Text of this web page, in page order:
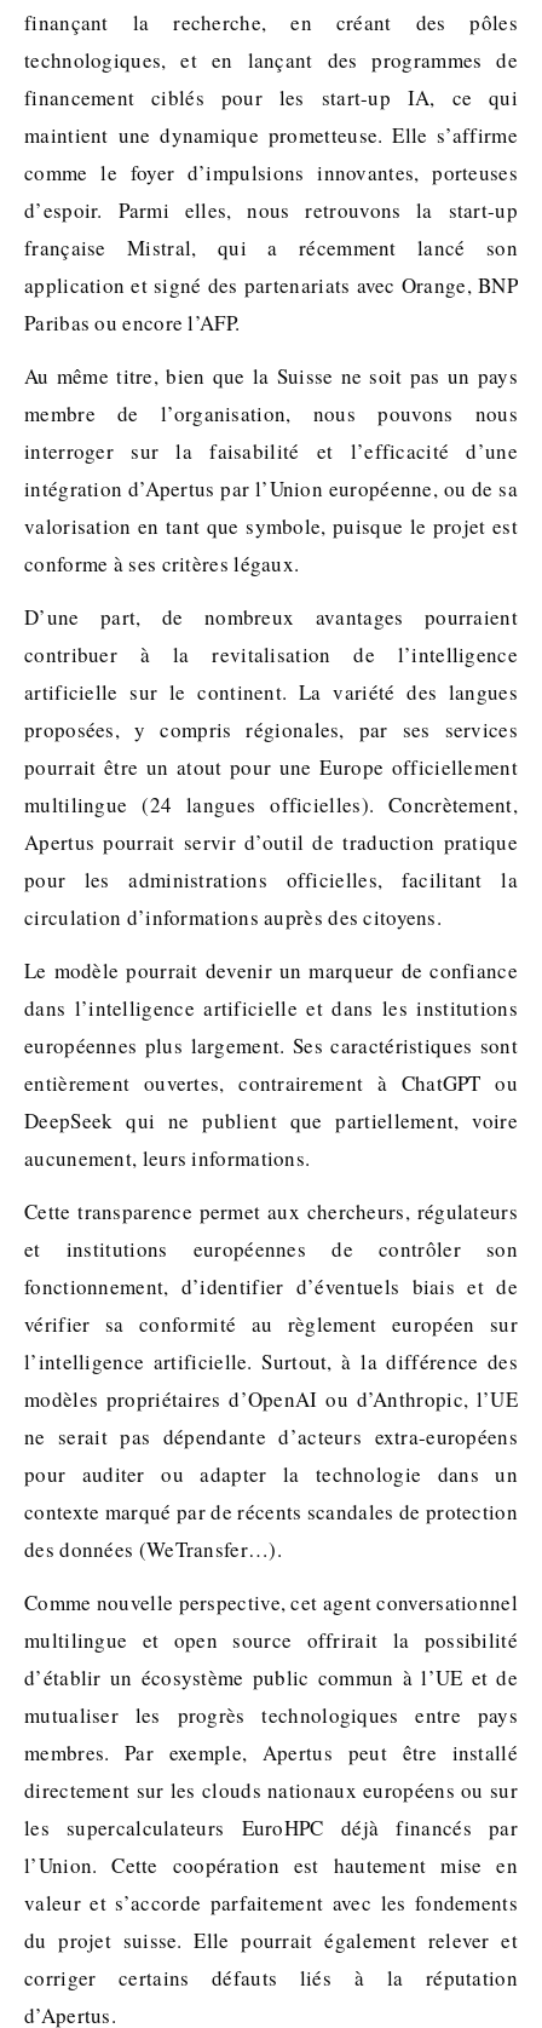
finançant la recherche, en créant des pôles
technologiques, et en lançant des programmes de
financement ciblés pour les start-up IA, ce qui
maintient une dynamique prometteuse. Elle s’affirme
comme le foyer d’impulsions innovantes, porteuses
d’espoir. Parmi elles, nous retrouvons la start-up
française Mistral, qui a récemment lancé son
application et signé des partenariats avec Orange, BNP
Paribas ou encore l’AFP.
Au même titre, bien que la Suisse ne soit pas un pays
membre de l’organisation, nous pouvons nous
interroger sur la faisabilité et l’efficacité d’une
intégration d’Apertus par l’Union européenne, ou de sa
valorisation en tant que symbole, puisque le projet est
conforme à ses critères légaux.
D’une part, de nombreux avantages pourraient
contribuer à la revitalisation de l’intelligence
artificielle sur le continent. La variété des langues
proposées, y compris régionales, par ses services
pourrait être un atout pour une Europe officiellement
multilingue (24 langues officielles). Concrètement,
Apertus pourrait servir d’outil de traduction pratique
pour les administrations officielles, facilitant la
circulation d’informations auprès des citoyens.
Le modèle pourrait devenir un marqueur de confiance
dans l’intelligence artificielle et dans les institutions
européennes plus largement. Ses caractéristiques sont
entièrement ouvertes, contrairement à ChatGPT ou
DeepSeek qui ne publient que partiellement, voire
aucunement, leurs informations.
Cette transparence permet aux chercheurs, régulateurs
et institutions européennes de contrôler son
fonctionnement, d’identifier d’éventuels biais et de
vérifier sa conformité au règlement européen sur
l’intelligence artificielle. Surtout, à la différence des
modèles propriétaires d’OpenAI ou d’Anthropic, l’UE
ne serait pas dépendante d’acteurs extra-européens
pour auditer ou adapter la technologie dans un
contexte marqué par de récents scandales de protection
des données (WeTransfer…).
Comme nouvelle perspective, cet agent conversationnel
multilingue et open source offrirait la possibilité
d’établir un écosystème public commun à l’UE et de
mutualiser les progrès technologiques entre pays
membres. Par exemple, Apertus peut être installé
directement sur les clouds nationaux européens ou sur
les supercalculateurs EuroHPC déjà financés par
l’Union. Cette coopération est hautement mise en
valeur et s’accorde parfaitement avec les fondements
du projet suisse. Elle pourrait également relever et
corriger certains défauts liés à la réputation
d’Apertus.